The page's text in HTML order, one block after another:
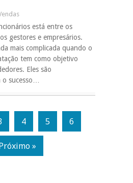
está entre os
gestores e empresários.
mais complicada quando o
tem como objetivo
Eles são
sucesso…
4 5 6
»